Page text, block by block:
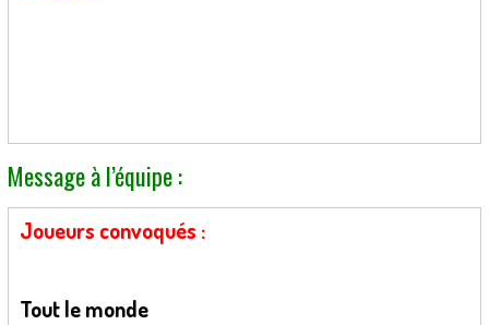
Message à l’équipe :
Joueurs convoqués :
Tout le monde